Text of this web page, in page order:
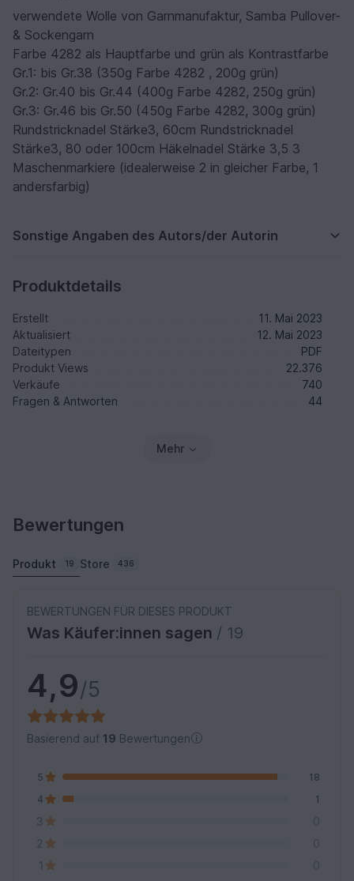
verwendete Wolle von Garnmanufaktur, Samba Pullover-
& Sockengarn
Farbe 4282 als Hauptfarbe und grün als Kontrastfarbe
Gr.1: bis Gr.38 (350g Farbe 4282 , 200g grün)
Gr.2: Gr.40 bis Gr.44 (400g Farbe 4282, 250g grün)
Gr.3: Gr.46 bis Gr.50 (450g Farbe 4282, 300g grün)
Rundstricknadel Stärke3, 60cm Rundstricknadel
Stärke3, 80 oder 100cm Häkelnadel Stärke 3,5 3
Maschenmarkiere (idealerweise 2 in gleicher Farbe, 1
andersfarbig)
Sonstige Angaben des Autors/der Autorin
Produktdetails
Erstellt
11. Mai 2023
Aktualisiert
12. Mai 2023
Dateitypen
PDF
Produkt Views
22.376
Verkäufe
740
Fragen & Antworten
44
Mehr
Bewertungen
Produkt 19 Store 436
BEWERTUNGEN FÜR DIESES PRODUKT
Was Käufer:innen sagen / 19
4,9/5
Basierend auf 19 Bewertungen
5
18
4
1
3
0
2
0
1
0